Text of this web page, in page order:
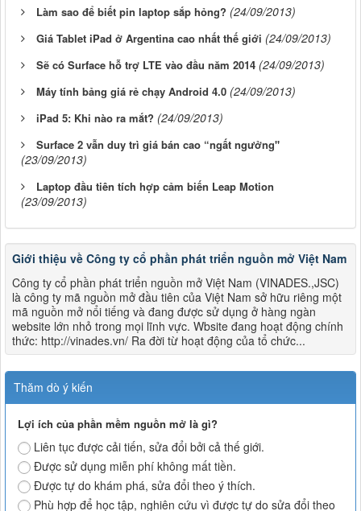
Làm sao để biết pin laptop sắp hỏng? (24/09/2013)
Giá Tablet iPad ở Argentina cao nhất thế giới (24/09/2013)
Sẽ có Surface hỗ trợ LTE vào đầu năm 2014 (24/09/2013)
Máy tính bảng giá rẻ chạy Android 4.0 (24/09/2013)
iPad 5: Khi nào ra mắt? (24/09/2013)
Surface 2 vẫn duy trì giá bán cao “ngất ngưởng"
(23/09/2013)
Laptop đầu tiên tích hợp cảm biến Leap Motion
(23/09/2013)
Giới thiệu về Công ty cổ phần phát triển nguồn mở Việt Nam
Công ty cổ phần phát triển nguồn mở Việt Nam (VINADES.,JSC)
là công ty mã nguồn mở đầu tiên của Việt Nam sở hữu riêng một
mã nguồn mở nổi tiếng và đang được sử dụng ở hàng ngàn
website lớn nhỏ trong mọi lĩnh vực. Wbsite đang hoạt động chính
thức: http://vinades.vn/ Ra đời từ hoạt động của tổ chức...
Thăm dò ý kiến
Lợi ích của phần mềm nguồn mở là gì?
Liên tục được cải tiến, sửa đổi bởi cả thế giới.
Được sử dụng miễn phí không mất tiền.
Được tự do khám phá, sửa đổi theo ý thích.
Phù hợp để học tập, nghiên cứu vì được tự do sửa đổi theo